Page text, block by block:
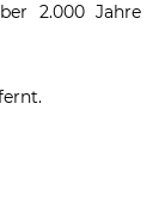
2.000 Jahre